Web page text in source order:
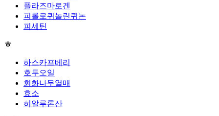
플라즈마로겐
피롤로퀴놀린퀴논
피세틴
ㅎ
하스카프베리
호두오일
회화나무열매
효소
히알루론산